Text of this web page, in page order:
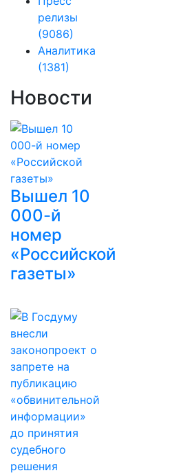
релизы
(9086)
Аналитика
(1381)
Новости
Вышел 10
000-й
номер
«Российской
газеты»